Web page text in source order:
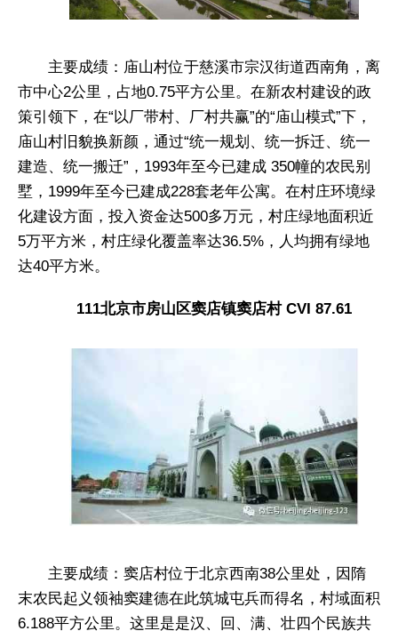
主要成绩：庙山村位于慈溪市宗汉街道西南角，离
市中心2公里，占地0.75平方公里。在新农村建设的政
策引领下，在“以厂带村、厂村共赢”的“庙山模式”下，
庙山村旧貌换新颜，通过“统一规划、统一拆迁、统一
建造、统一搬迁”，1993年至今已建成 350幢的农民别
墅，1999年至今已建成228套老年公寓。在村庄环境绿
化建设方面，投入资金达500多万元，村庄绿地面积近
5万平方米，村庄绿化覆盖率达36.5%，人均拥有绿地
达40平方米。
111北京市房山区窦店镇窦店村 CVI 87.61
主要成绩：窦店村位于北京西南38公里处，因隋
末农民起义领袖窦建德在此筑城屯兵而得名，村域面积
6.188平方公里。这里是是汉、回、满、壮四个民族共